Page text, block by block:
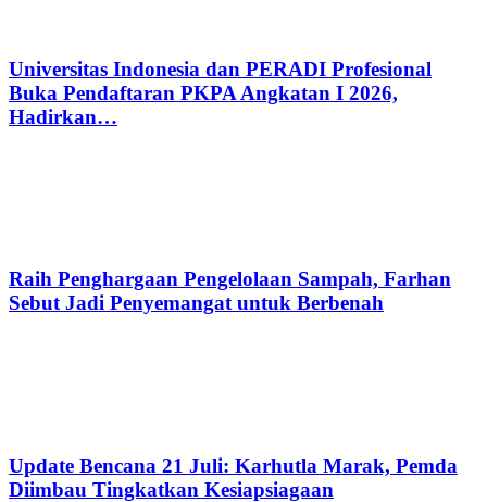
Universitas Indonesia dan PERADI Profesional
Buka Pendaftaran PKPA Angkatan I 2026,
Hadirkan…
Raih Penghargaan Pengelolaan Sampah, Farhan
Sebut Jadi Penyemangat untuk Berbenah
Update Bencana 21 Juli: Karhutla Marak, Pemda
Diimbau Tingkatkan Kesiapsiagaan